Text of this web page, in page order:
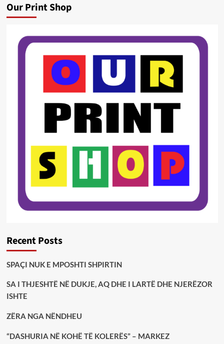
Our Print Shop
Recent Posts
SPAÇI NUK E MPOSHTI SHPIRTIN
SA I THJESHTË NË DUKJE, AQ DHE I LARTË DHE NJERËZOR
ISHTE
ZËRA NGA NËNDHEU
“DASHURIA NË KOHË TË KOLERËS” – MARKEZ